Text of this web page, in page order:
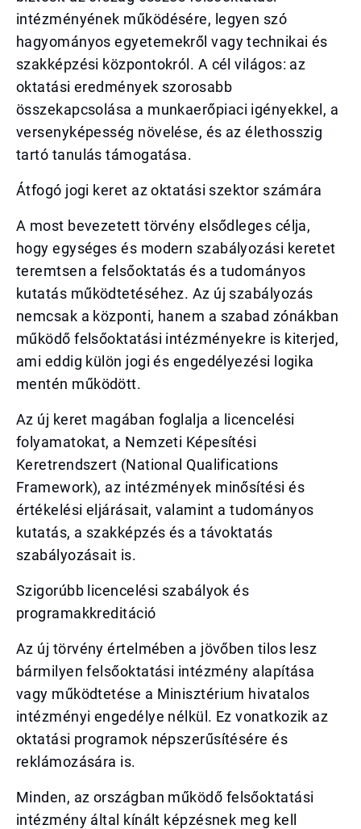
intézményének működésére, legyen szó
hagyományos egyetemekről vagy technikai és
szakképzési központokról. A cél világos: az
oktatási eredmények szorosabb
összekapcsolása a munkaerőpiaci igényekkel, a
versenyképesség növelése, és az élethosszig
tartó tanulás támogatása.
Átfogó jogi keret az oktatási szektor számára
A most bevezetett törvény elsődleges célja,
hogy egységes és modern szabályozási keretet
teremtsen a felsőoktatás és a tudományos
kutatás működtetéséhez. Az új szabályozás
nemcsak a központi, hanem a szabad zónákban
működő felsőoktatási intézményekre is kiterjed,
ami eddig külön jogi és engedélyezési logika
mentén működött.
Az új keret magában foglalja a licencelési
folyamatokat, a Nemzeti Képesítési
Keretrendszert (National Qualifications
Framework), az intézmények minősítési és
értékelési eljárásait, valamint a tudományos
kutatás, a szakképzés és a távoktatás
szabályozásait is.
Szigorúbb licencelési szabályok és
programakkreditáció
Az új törvény értelmében a jövőben tilos lesz
bármilyen felsőoktatási intézmény alapítása
vagy működtetése a Minisztérium hivatalos
intézményi engedélye nélkül. Ez vonatkozik az
oktatási programok népszerűsítésére és
reklámozására is.
Minden, az országban működő felsőoktatási
intézmény által kínált képzésnek meg kell